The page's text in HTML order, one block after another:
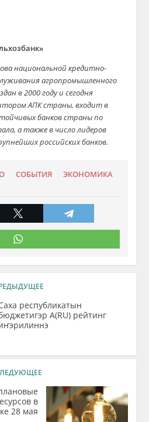
национальной кредитно-
агропромышленного
в 2000 году и сегодня
АПК страны, входит в
банков страны по
а также в число лидеров
российских банков.
СОБЫТИЯ ЭКОНОМИКА
республикатын
А(RU) рейтинг
в
28 мая